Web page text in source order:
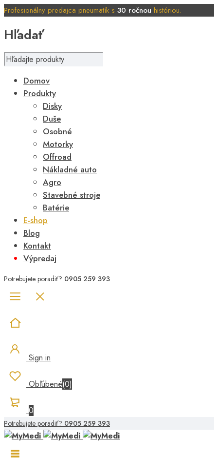
Profesionálny predajca pneumatík s 30 ročnou históriou.
Hľadať
Domov
Produkty
Disky
Duše
Osobné
Motorky
Offroad
Nákladné auto
Agro
Stavebné stroje
Batérie
E-shop
Blog
Kontakt
Výpredaj
Potrebujete poradiť? 0905 259 393
Sign in
Obľúbené(0)
0
Potrebujete poradiť? 0905 259 393